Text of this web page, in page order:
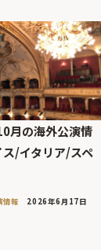
月の海外公演情
/イタリア/スペ
情報 2026年6月17日